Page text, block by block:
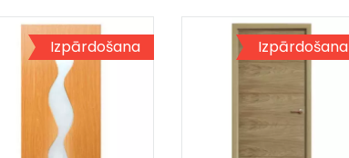
Izpārdošana Izpārdošana